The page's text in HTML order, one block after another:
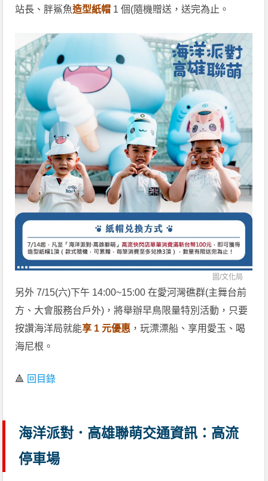
站長、胖鯊魚造型紙帽 1 個(隨機贈送，送完為止。
圖/文化局
另外 7/15(六)下午 14:00~15:00 在愛河灣礁群(主舞台前
方、大會服務台戶外)，將舉辦早鳥限量特別活動，只要
按讚海洋局就能享 1 元優惠 ，玩漂漂船、享用愛玉、喝
海尼根。
🔺 回目錄
海洋派對．高雄聯萌交通資訊：高流
停車場